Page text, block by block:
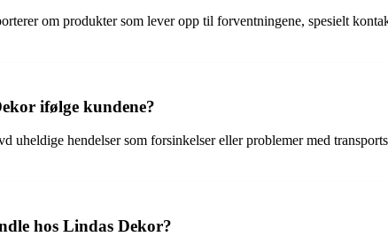
om produkter som lever opp til forventningene, spesielt
ifølge kundene?
hendelser som forsinkelser eller problemer med
hos Lindas Dekor?